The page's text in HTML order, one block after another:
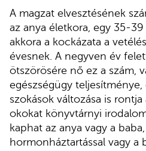
A magzat elvesztésének
az anya életkora, egy 35-
akkora a kockázata a
évesnek. A negyven év
ötszörösére nő ez a szám,
egészségügy teljesítménye,
szokások változása is
okokat könyvtárnyi
kaphat az anya vagy a
hormonháztartással vagy a